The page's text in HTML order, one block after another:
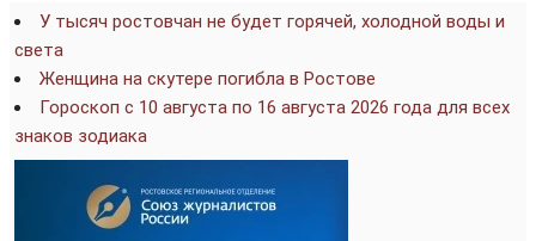
У тысяч ростовчан не будет горячей, холодной воды и
света
Женщина на скутере погибла в Ростове
Гороскоп с 10 августа по 16 августа 2026 года для всех
знаков зодиака